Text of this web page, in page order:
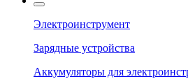
Электроинструмент
Зарядные устройства
Аккумуляторы для